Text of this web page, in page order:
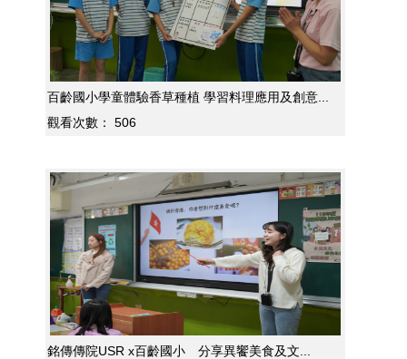
百齡國小學童體驗香草種植 學習料理應用及創意...
觀看次數：
506
銘傳傳院USR x百齡國小 分享異饗美食及文...